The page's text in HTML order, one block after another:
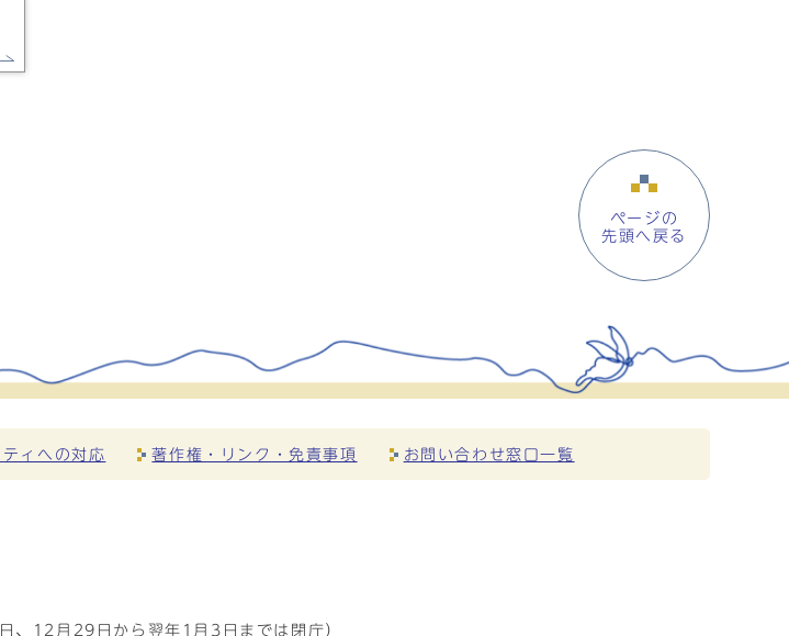
ページの
先頭へ戻る
ィへの対応 著作権・リンク・免責事項 お問い合わせ窓口一覧
、12月29日から翌年1月3日までは閉庁）